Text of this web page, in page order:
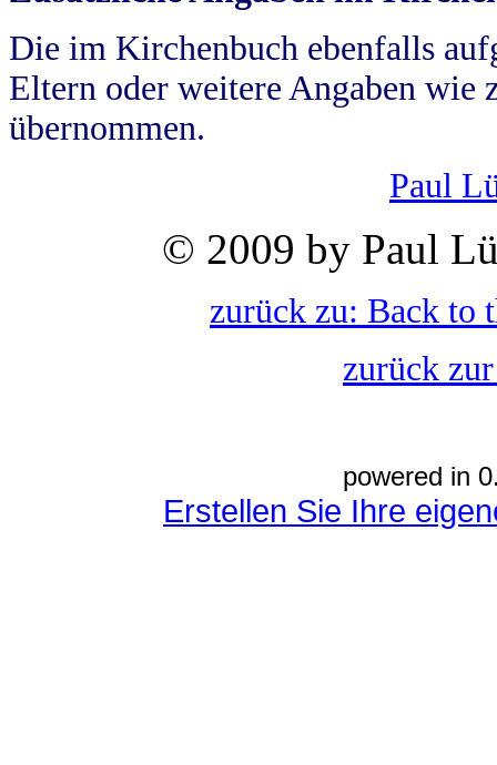
Die im Kirchenbuch ebenfalls
Eltern oder weitere Angaben wie
übernommen.
Paul
© 2009 by Paul
zurück zu: Back to
zurück
powered in
Erstellen Sie Ihre